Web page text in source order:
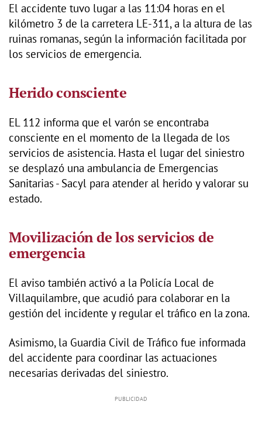
El accidente tuvo lugar a las 11:04 horas en el
kilómetro 3 de la carretera LE-311, a la altura de las
ruinas romanas, según la información facilitada por
los servicios de emergencia.
Herido consciente
EL 112 informa que el varón se encontraba
consciente en el momento de la llegada de los
servicios de asistencia. Hasta el lugar del siniestro
se desplazó una ambulancia de Emergencias
Sanitarias - Sacyl para atender al herido y valorar su
estado.
Movilización de los servicios de
emergencia
El aviso también activó a la Policía Local de
Villaquilambre, que acudió para colaborar en la
gestión del incidente y regular el tráfico en la zona.
Asimismo, la Guardia Civil de Tráfico fue informada
del accidente para coordinar las actuaciones
necesarias derivadas del siniestro.